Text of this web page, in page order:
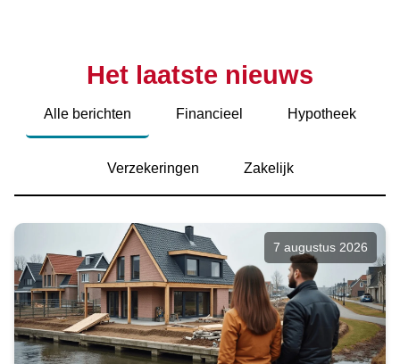
Het laatste nieuws
Alle berichten Financieel Hypotheek
Verzekeringen Zakelijk
7 augustus 2026